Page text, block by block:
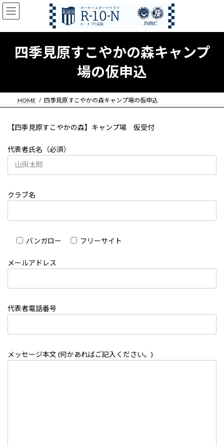
コ
ン
ン
プ
ナ
ビ
ー
動
四季見原すこやかの森キャンプ
場の仮申込
HOME 四季見原すこやかの森キャンプ場の仮申込
【四季見原すこやかの森】キャンプ場 仮受付
代表者氏名（必須）
クラブ名
バンガロー フリーサイト
メールアドレス
代表者電話番号
メッセージ本文 (何かあればご記入ください。)